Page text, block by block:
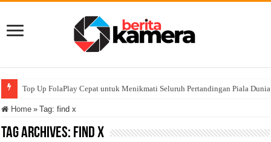
Top Up FolaPlay Cepat untuk Menikmati Seluruh Pertandingan Piala
Home » Tag:find x
Tag Archives: find x